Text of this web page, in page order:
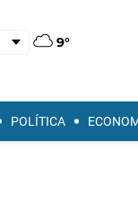
9°
POLÍTICA